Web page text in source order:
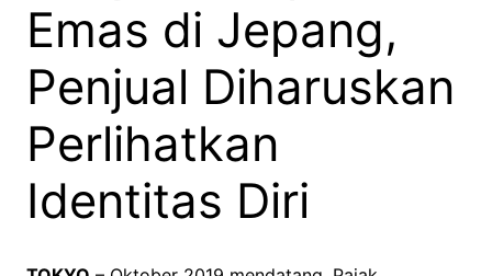
Emas di Jepang,
Penjual Diharuskan
Perlihatkan
Identitas Diri